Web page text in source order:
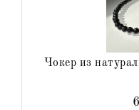
Чокер из